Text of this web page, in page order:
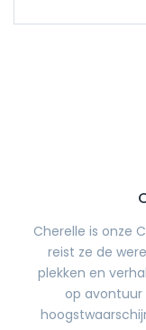
Cherelle is onze
reist ze de
plekken en
op avontuur